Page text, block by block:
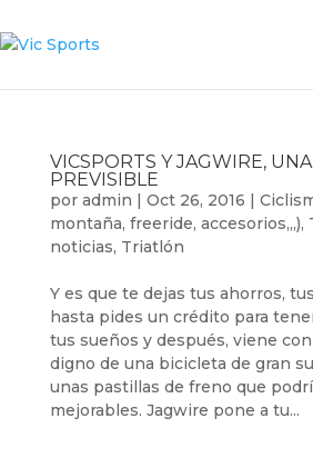
VICSPORTS Y JAGWIRE,
PREVISIBLE
por admin | Oct 26, 2016 |
montaña, freeride, accesorios,,,),
noticias, Triatlón
Y es que te dejas tus ahorros,
hasta pides un crédito para
tus sueños y después, viene
digno de una bicicleta de gran
unas pastillas de freno que
mejorables. Jagwire pone a tu...